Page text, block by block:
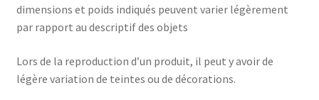
dimensions et poids indiqués peuvent varier légèrement
par rapport au descriptif des objets
Lors de la reproduction d’un produit, il peut y avoir de
légère variation de teintes ou de décorations.